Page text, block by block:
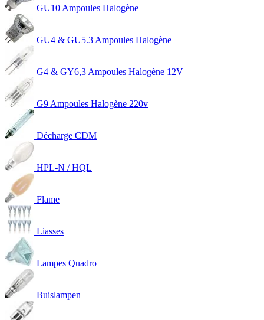
GU10 Ampoules Halogène
GU4 & GU5.3 Ampoules Halogène
G4 & GY6,3 Ampoules Halogène 12V
G9 Ampoules Halogène 220v
Décharge CDM
HPL-N / HQL
Flame
Liasses
Lampes Quadro
Buislampen